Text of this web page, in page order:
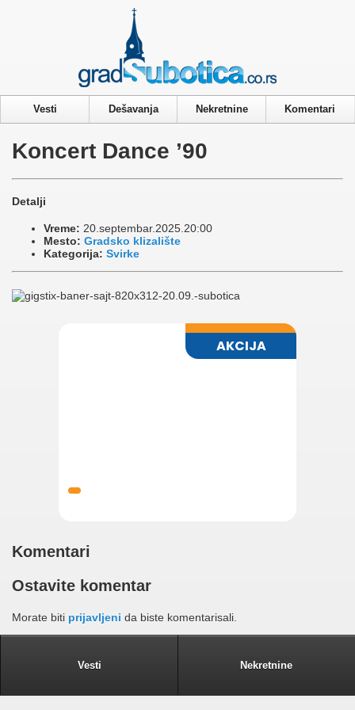
Vesti Dešavanja Nekretnine Komentari
Koncert Dance ’90
Detalji
Vreme: 20.septembar.2025.20:00
Mesto: Gradsko klizalište
Kategorija: Svirke
Komentari
Ostavite komentar
Morate biti prijavljeni da biste komentarisali.
Vesti Nekretnine
Privacy & Cookies Policy